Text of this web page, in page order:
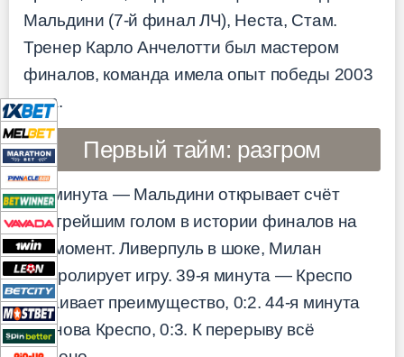
Мальдини (7-й финал ЛЧ), Неста, Стам.
Тренер Карло Анчелотти был мастером
финалов, команда имела опыт победы 2003
года.
Первый тайм: разгром
1-я минута — Мальдини открывает счёт
быстрейшим голом в истории финалов на
тот момент. Ливерпуль в шоке, Милан
контролирует игру. 39-я минута — Креспо
удваивает преимущество, 0:2. 44-я минута
— снова Креспо, 0:3. К перерыву всё